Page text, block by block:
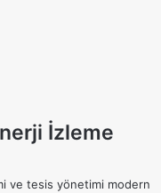
İzleme
ve tesis yönetimi modern